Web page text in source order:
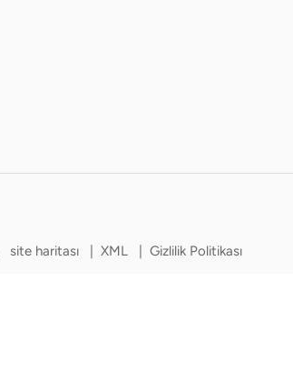
site haritası XML Gizlilik Politikası